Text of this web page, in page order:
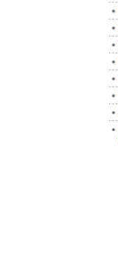
•
•
•
•
•
•
•
•